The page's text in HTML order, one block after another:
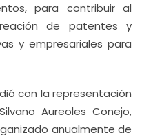
para contribuir al
de patentes y
y empresariales para
con la representación
Aureoles Conejo,
anualmente de